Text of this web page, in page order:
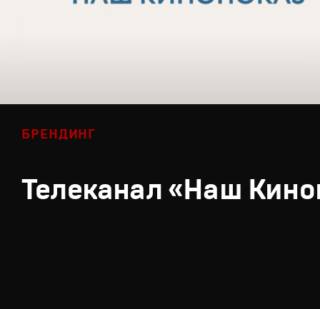
БРЕНДИНГ
Телеканал «Наш